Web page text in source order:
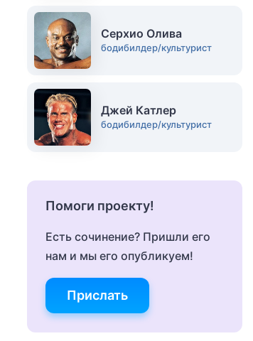
Серхио Олива
бодибилдер/культурист
Джей Катлер
бодибилдер/культурист
Помоги проекту!
Есть сочинение? Пришли его
нам и мы его опубликуем!
Прислать